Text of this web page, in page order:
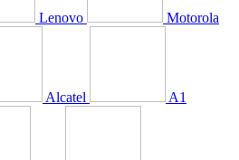
Lenovo Motorola
Alcatel A1